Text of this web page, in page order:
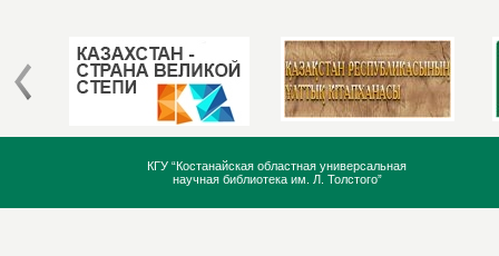
КГУ “Костанайская областная универсальная
научная библиотека им. Л. Толстого”